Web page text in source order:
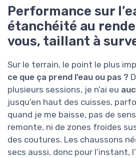
Performance sur
étanchéité au
vous, taillant à
Sur le terrain, le point le plus
ce que ça prend l’eau ou pas ?
plusieurs sessions, je n’ai eu
jusqu’en haut des cuisses,
quand je me baisse, pas de
remonte, ni de zones froides
des coutures. Les chaussons
secs aussi, donc pour l’instant,